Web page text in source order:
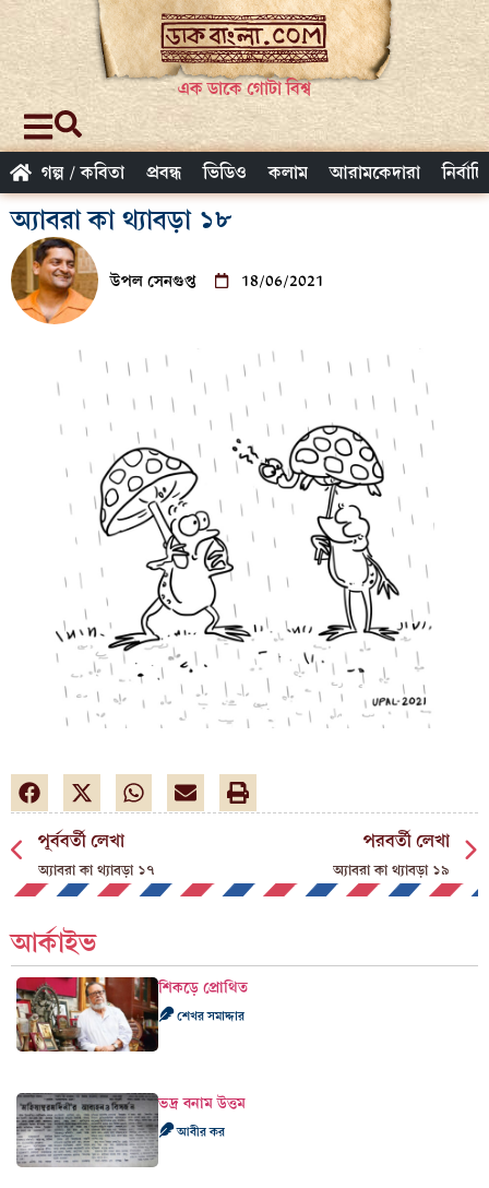
এক ডাকে গোটা বিশ্ব
গল্প / কবিতা প্রবন্ধ ভিডিও কলাম আরামকেদারা
অ্যাবরা কা থ্যাবড়া ১৮
উপল সেনগুপ্ত 18/06/2021
পূর্ববর্তী লেখা
অ্যাবরা কা থ্যাবড়া ১৭
পরবর্তী লেখা
অ্যাবরা কা থ্যাবড়া ১৯
আর্কাইভ
শিকড়ে প্রোথিত
শেখর সমাদ্দার
ভদ্র বনাম উত্তম
আবীর কর